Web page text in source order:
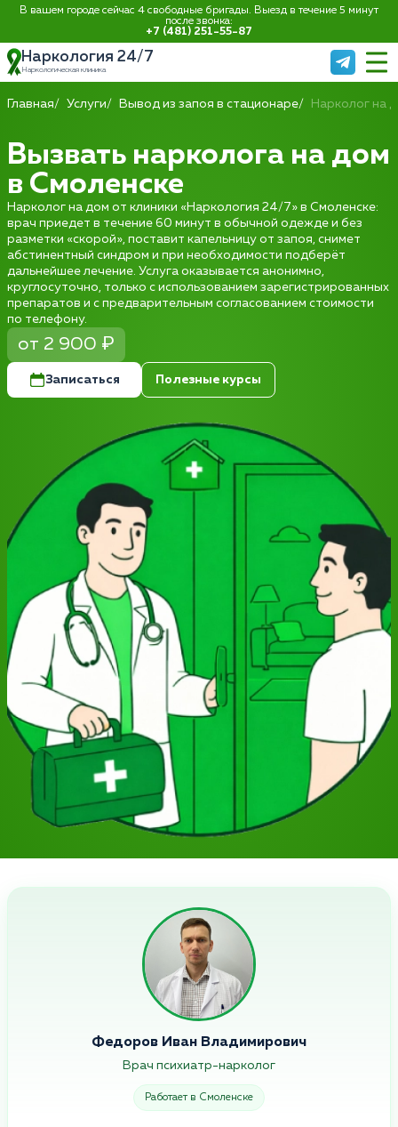
В вашем городе сейчас 4 свободные бригады. Выезд в течение 5 минут
после звонка:
+7 (481) 251-55-87
Наркология 24/7
Наркологическая клиника
Главная Услуги Вывод из запоя в стационаре Нарколог на
Вызвать нарколога на дом
в Смоленске
Нарколог на дом от клиники «Наркология 24/7» в Смоленске:
врач приедет в течение 60 минут в обычной одежде и без
разметки «скорой», поставит капельницу от запоя, снимет
абстинентный синдром и при необходимости подберёт
дальнейшее лечение. Услуга оказывается анонимно,
круглосуточно, только с использованием зарегистрированных
препаратов и с предварительным согласованием стоимости
по телефону.
от 2 900 ₽
Записаться Полезные курсы
Федоров Иван Владимирович
Врач психиатр-нарколог
Работает в Смоленске